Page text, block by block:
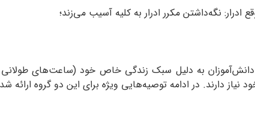
ادرار: نگه‌داشتن مکرر ادرار به کلیه آسیب می‌زند؛
به دلیل سبک زندگی خاص خود (ساعت‌های طولانی
نیاز دارند. در ادامه توصیه‌هایی ویژه برای این دو گروه ارائه